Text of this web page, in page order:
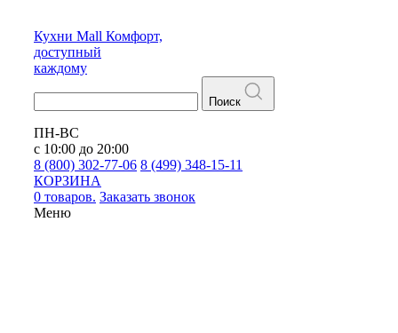
Кухни Mall Комфорт,
доступный
каждому
Поиск
ПН-ВС
с 10:00 до 20:00
8 (800) 302-77-06 8 (499) 348-15-11
КОРЗИНА
0 товаров. Заказать звонок
Меню